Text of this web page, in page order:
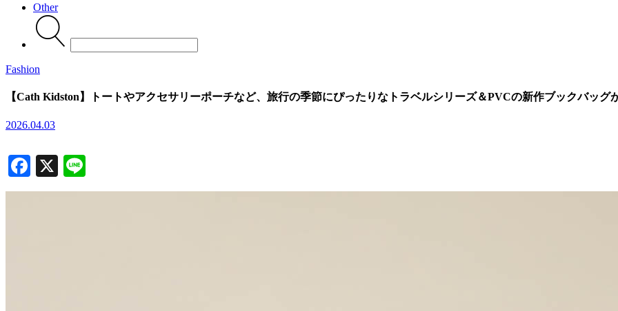
Other
Search
for:
Fashion
【Cath Kidston】トートやアクセサリーポーチなど、旅行の季節にぴったりなトラベルシリーズ＆PVCの新作ブックバッグ
2026.04.03
Facebook
X